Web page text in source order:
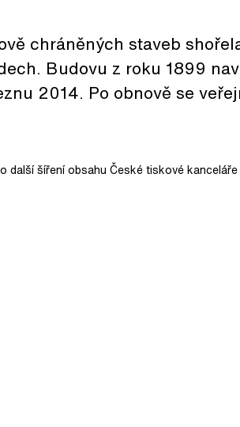
chráněných staveb
Budovu z roku 1899
2014. Po obnově se
další šíření obsahu České tiskové